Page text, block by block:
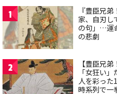
1
『豊臣兄
家、自刃し
の句」…運
の悲劇
2
【豊臣兄
「女狂い
人を彩った
時系列で一